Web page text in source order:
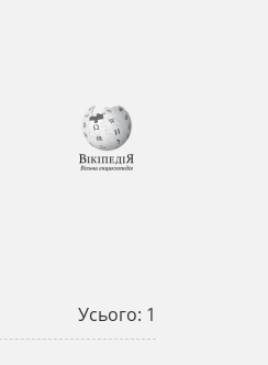
Усього: 1